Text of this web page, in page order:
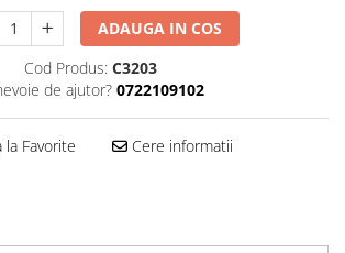
ADAUGA IN COS
Cod Produs: C3203
de ajutor? 0722109102
Favorite Cere informatii